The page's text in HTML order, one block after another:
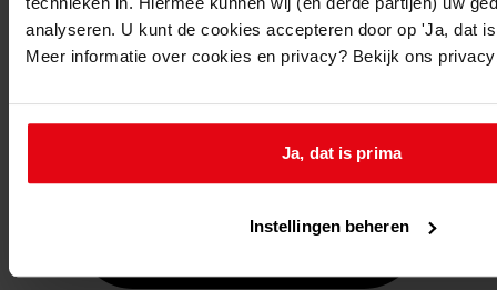
analyseren. U kunt de cookies accepteren door op 'Ja, dat
Meer informatie over cookies en privacy? Bekijk ons
Ja, dat is prima
Instellingen beheren